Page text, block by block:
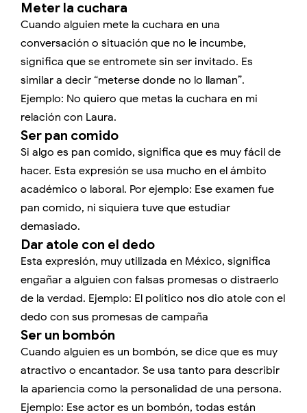
Meter la cuchara
Cuando alguien mete la cuchara en una
conversación o situación que no le incumbe,
significa que se entromete sin ser invitado. Es
similar a decir “meterse donde no lo llaman”.
Ejemplo: No quiero que metas la cuchara en mi
relación con Laura.
Ser pan comido
Si algo es pan comido, significa que es muy fácil de
hacer. Esta expresión se usa mucho en el ámbito
académico o laboral. Por ejemplo: Ese examen fue
pan comido, ni siquiera tuve que estudiar
demasiado.
Dar atole con el dedo
Esta expresión, muy utilizada en México, significa
engañar a alguien con falsas promesas o distraerlo
de la verdad. Ejemplo: El político nos dio atole con el
dedo con sus promesas de campaña
Ser un bombón
Cuando alguien es un bombón, se dice que es muy
atractivo o encantador. Se usa tanto para describir
la apariencia como la personalidad de una persona.
Ejemplo: Ese actor es un bombón, todas están